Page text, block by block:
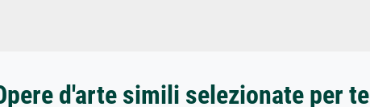
d'arte simili selezionate per te